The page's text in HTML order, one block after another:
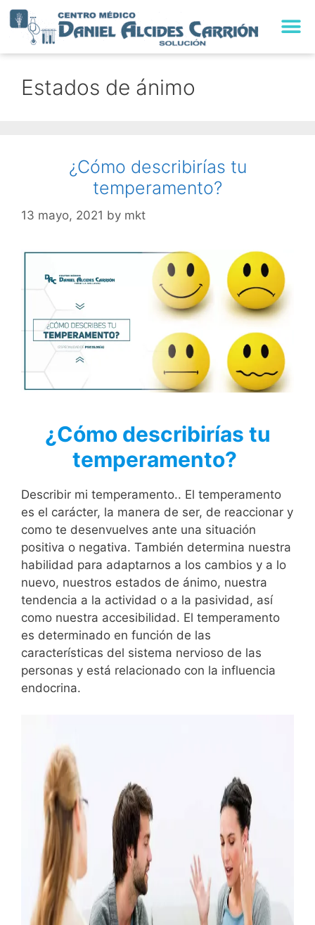
Estados de ánimo
¿Cómo describirías tu
temperamento?
13 mayo, 2021 by mkt
¿Cómo describirías tu
temperamento?
Describir mi temperamento.. El temperamento
es el carácter, la manera de ser, de reaccionar y
como te desenvuelves ante una situación
positiva o negativa. También determina nuestra
habilidad para adaptarnos a los cambios y a lo
nuevo, nuestros estados de ánimo, nuestra
tendencia a la actividad o a la pasividad, así
como nuestra accesibilidad. El temperamento
es determinado en función de las
características del sistema nervioso de las
personas y está relacionado con la influencia
endocrina.